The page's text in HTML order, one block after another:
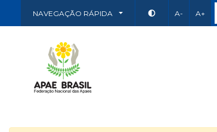
NAVEGAÇÃO RÁPIDA A- A+